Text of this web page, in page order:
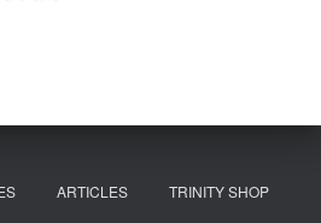
ARTICLES TRINITY SHOP